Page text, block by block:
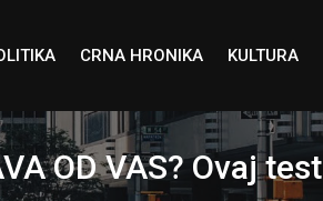
CRNA HRONIKA KULTURA
OD VAS? Ovaj test